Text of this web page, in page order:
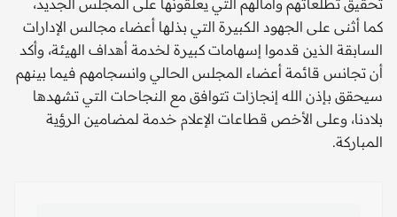
تحقيق تطلعاتهم وآمالهم التي يعلقونها على المجلس الجديد،
كما أثنى على الجهود الكبيرة التي بذلها أعضاء مجالس الإدارات
السابقة الذين قدموا إسهامات كبيرة لخدمة أهداف الهيئة، وأكد
أن تجانس قائمة أعضاء المجلس الحالي وانسجامهم فيما بينهم
سيحقق بإذن الله إنجازات تتوافق مع النجاحات التي تشهدها
بلادنا، وعلى الأخص قطاعات الإعلام خدمة لمضامين الرؤية
المباركة.